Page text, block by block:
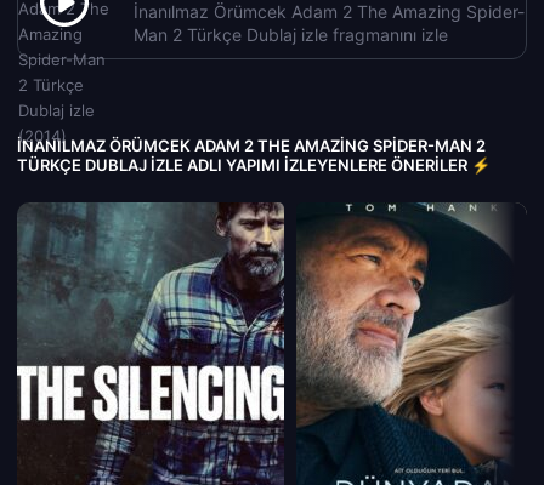
İnanılmaz Örümcek Adam 2 The Amazing Spider-
Man 2 Türkçe Dublaj izle fragmanını izle
İNANILMAZ ÖRÜMCEK ADAM 2 THE AMAZING SPIDER-MAN 2
TÜRKÇE DUBLAJ IZLE ADLI YAPIMI İZLEYENLERE ÖNERILER ⚡